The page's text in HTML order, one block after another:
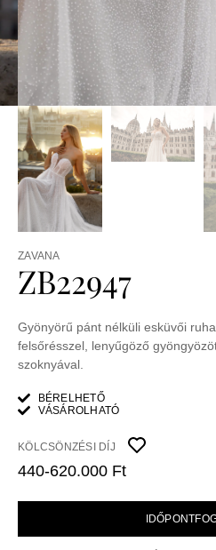
ZAVANA
ZB22947
Gyönyörű pánt nélküli esküvői
felsőrésszel, lenyűgöző
szoknyával.
BÉRELHETŐ
VÁSÁROLHATÓ
KÖLCSÖNZÉSI DÍJ
440-620.000 Ft